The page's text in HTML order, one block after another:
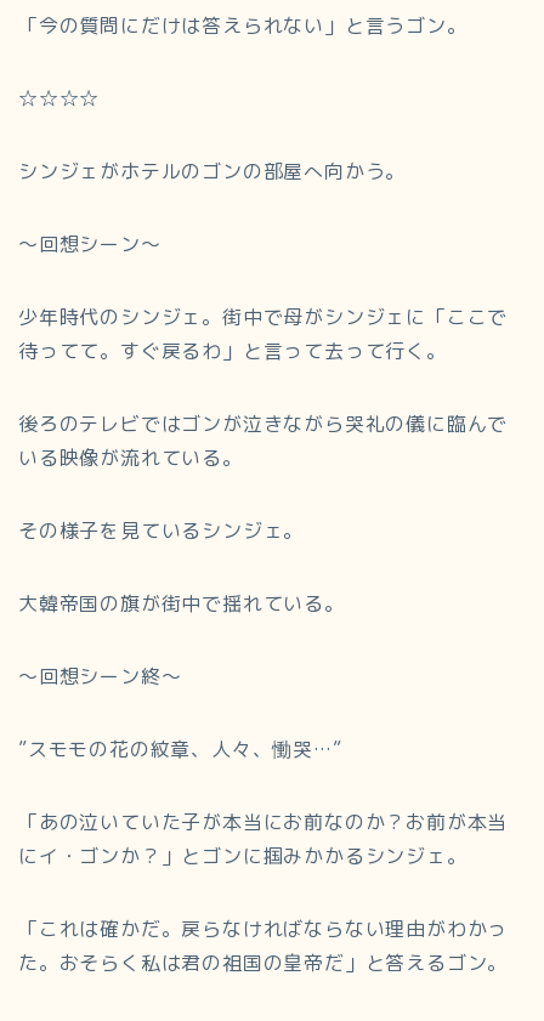
「今の質問にだけは答えられない」と言うゴン。
☆☆☆☆
シンジェがホテルのゴンの部屋へ向かう。
～回想シーン～
少年時代のシンジェ。街中で母がシンジェに「ここで
待ってて。すぐ戻るわ」と言って去って行く。
後ろのテレビではゴンが泣きながら哭礼の儀に臨んで
いる映像が流れている。
その様子を見ているシンジェ。
大韓帝国の旗が街中で揺れている。
～回想シーン終～
”スモモの花の紋章、人々、慟哭…”
「あの泣いていた子が本当にお前なのか？お前が本当
にイ・ゴンか？」とゴンに掴みかかるシンジェ。
「これは確かだ。戻らなければならない理由がわかっ
た。おそらく私は君の祖国の皇帝だ」と答えるゴン。